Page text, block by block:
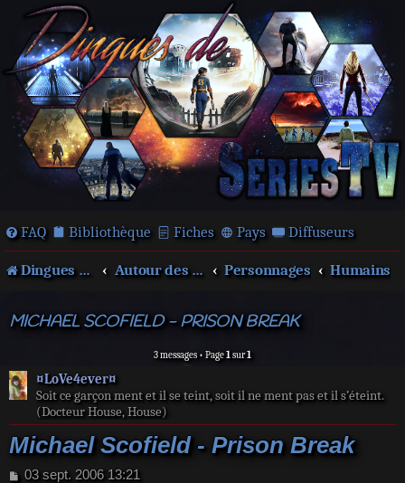
FAQ Bibliothèque Fiches Pays Diffuseurs
Dingues de séries télé ! Autour des films et séries Personnages Humains
MICHAEL SCOFIELD - PRISON BREAK
3 messages • Page1sur1
¤LoVe4ever¤
Soit ce garçon ment et il se teint, soit il ne ment pas et il s’éteint.
(Docteur House, House)
Michael Scofield - Prison Break
M
03 sept. 2006 13:21